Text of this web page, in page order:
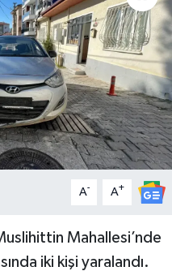
A- A+
Mahallesi’nde
iki kişi yaralandı.